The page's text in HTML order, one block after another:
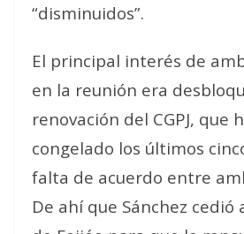
“disminuidos”.
El principal interés de
en la reunión era
renovación del CGPJ, que
congelado los últimos
falta de acuerdo entre
De ahí que Sánchez cedió